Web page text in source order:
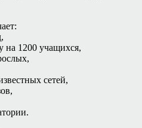
на 1200 учащихся,
сетей,